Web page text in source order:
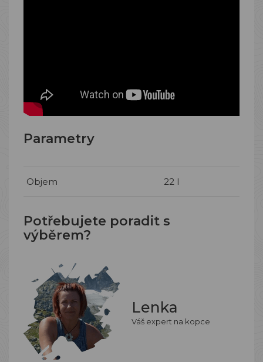
Parametry
Objem 22 l
Potřebujete poradit s
výběrem?
Lenka
Váš expert na kopce